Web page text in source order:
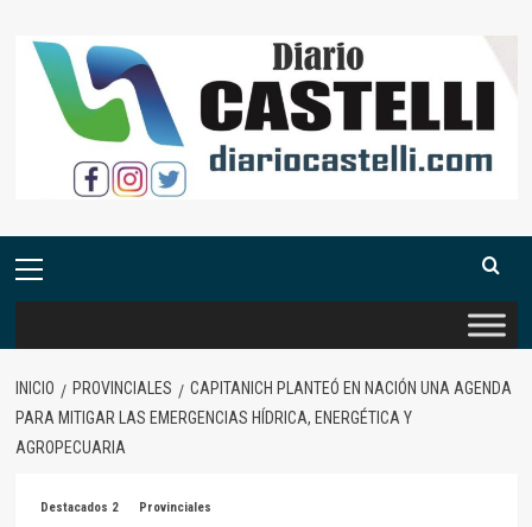
contenido
Menú
INICIO PROVINCIALES
CAPITANICH PLANTEÓ EN NACIÓN UNA AGENDA
PARA MITIGAR LAS EMERGENCIAS HÍDRICA, ENERGÉTICA Y
AGROPECUARIA
Destacados 2 Provinciales